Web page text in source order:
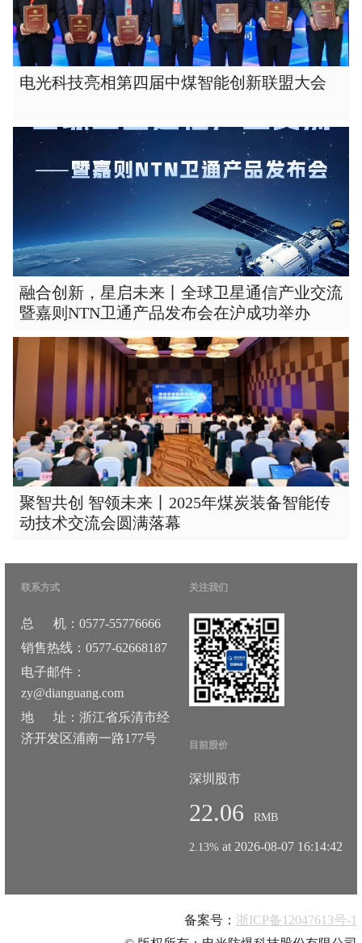
电光科技亮相第四届中煤智能创新联盟大会
融合创新，星启未来丨全球卫星通信产业交流
暨嘉则NTN卫通产品发布会在沪成功举办
聚智共创 智领未来丨2025年煤炭装备智能传
动技术交流会圆满落幕
联系方式
总 机：0577-55776666
销售热线：0577-62668187
电子邮件：
zy@dianguang.com
地 址：浙江省乐清市经
济开发区浦南一路177号
关注我们
目前股价
深圳股市
22.06 RMB
2.13% at 2026-08-07 16:14:42
备案号： 浙ICP备12047613号-1